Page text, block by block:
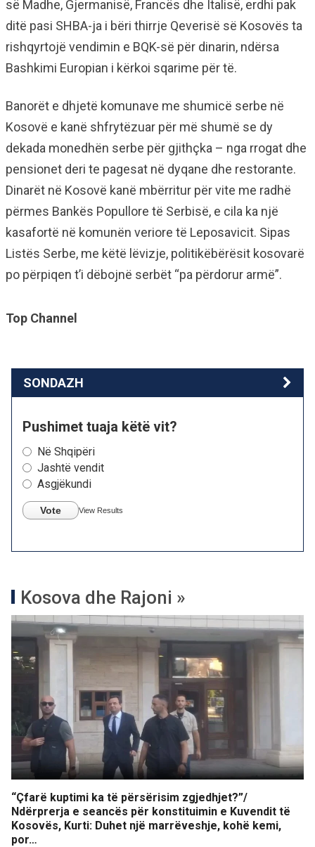
së Madhe, Gjermanisë, Francës dhe Italisë, erdhi pak
ditë pasi SHBA-ja i bëri thirrje Qeverisë së Kosovës ta
rishqyrtojë vendimin e BQK-së për dinarin, ndërsa
Bashkimi Europian i kërkoi sqarime për të.
Banorët e dhjetë komunave me shumicë serbe në
Kosovë e kanë shfrytëzuar për më shumë se dy
dekada monedhën serbe për gjithçka – nga rrogat dhe
pensionet deri te pagesat në dyqane dhe restorante.
Dinarët në Kosovë kanë mbërritur për vite me radhë
përmes Bankës Popullore të Serbisë, e cila ka një
kasafortë në komunën veriore të Leposavicit. Sipas
Listës Serbe, me këtë lëvizje, politikëbërësit kosovarë
po përpiqen t’i dëbojnë serbët “pa përdorur armë”.
Top Channel
SONDAZH
Pushimet tuaja këtë vit?
Në Shqipëri
Jashtë vendit
Asgjëkundi
Vote View Results
Kosova dhe Rajoni »
“Çfarë kuptimi ka të përsërisim zgjedhjet?”/
Ndërprerja e seancës për konstituimin e Kuvendit të
Kosovës, Kurti: Duhet një marrëveshje, kohë kemi,
por…